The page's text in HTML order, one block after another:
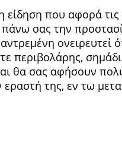
είδηση που αφορά
πάνω σας την
ονειρευτεί
περιβολάρης, σημάδι
θα σας αφήσουν
εραστή της, εν τω